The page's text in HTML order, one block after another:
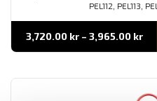
PEL112, PEL113,
3,720.00 kr – 3,965.00 kr
till